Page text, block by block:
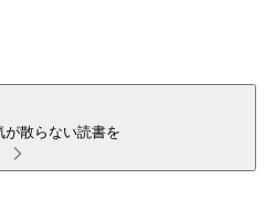
散らない読書を